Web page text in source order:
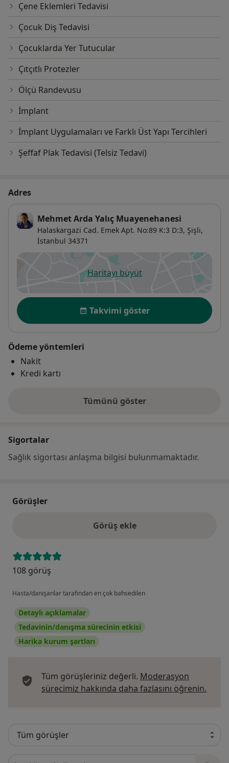
Çene Eklemleri Tedavisi
Çocuk Diş Tedavisi
Çocuklarda Yer Tutucular
Çıtçıtlı Protezler
Ölçü Randevusu
İmplant
İmplant Uygulamaları ve Farklı Üst Yapı Tercihleri
Şeffaf Plak Tedavisi (Telsiz Tedavi)
Adres
Mehmet Arda Yalıç Muayenehanesi
Halaskargazi Cad. Emek Apt. No:89 K:3 D:3, Şişli,
İstanbul 34371
Haritayı büyütyeni bir sekmede açılır
Uygunluk
Takvimi göster
Ödeme yöntemleri
Nakit
Kredi kartı
Tümünü göster
adres hakkında
Sigortalar
Sağlık sigortası anlaşma bilgisi bulunmamaktadır.
Görüşler
Görüş ekle
108 görüş
Hasta/danışanlar tarafından en çok bahsedilen
Detaylı açıklamalar
Tedavinin/danışma sürecinin etkisi
Harika kurum şartları
Tüm görüşleriniz değerli. Moderasyon
sürecimiz hakkında daha fazlasını öğrenin.
Görüşler içerisinde ara